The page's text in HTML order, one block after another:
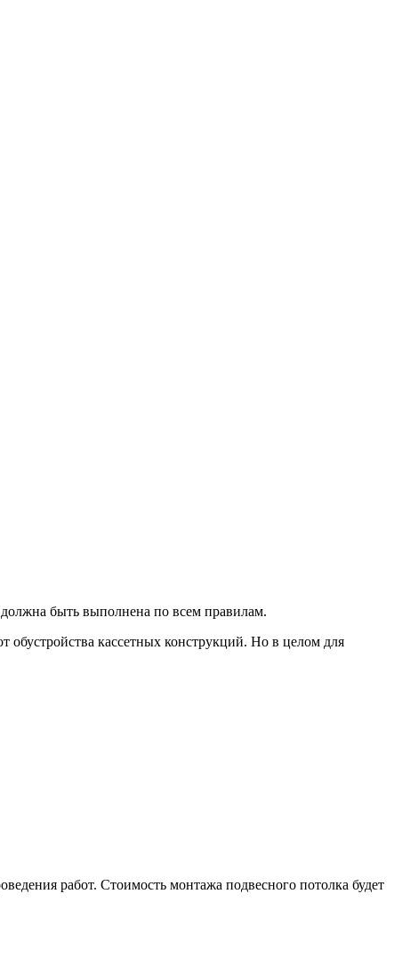
быть выполнена по всем правилам.
обустройства кассетных конструкций. Но в целом для
работ. Стоимость монтажа подвесного потолка будет